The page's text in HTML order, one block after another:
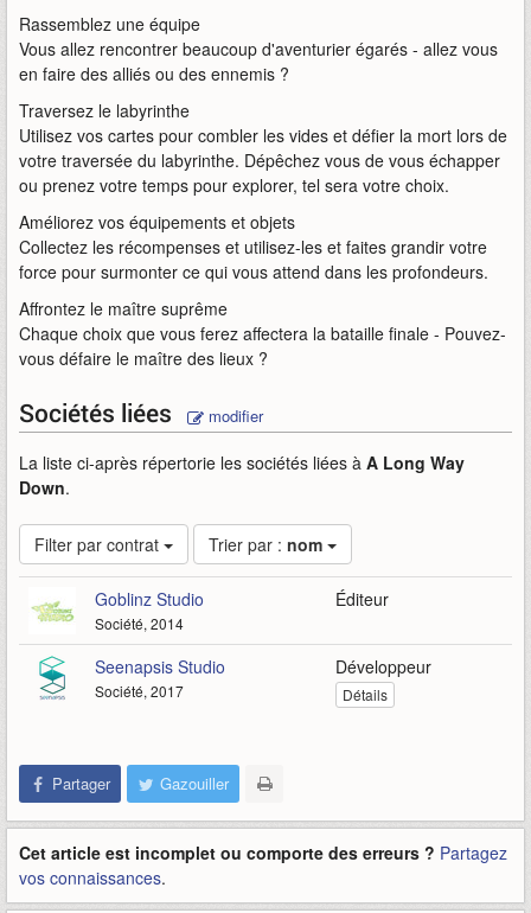
Rassemblez une équipe
Vous allez rencontrer beaucoup d'aventurier égarés - allez vous
en faire des alliés ou des ennemis ?
Traversez le labyrinthe
Utilisez vos cartes pour combler les vides et défier la mort lors de
votre traversée du labyrinthe. Dépêchez vous de vous échapper
ou prenez votre temps pour explorer, tel sera votre choix.
Améliorez vos équipements et objets
Collectez les récompenses et utilisez-les et faites grandir votre
force pour surmonter ce qui vous attend dans les profondeurs.
Affrontez le maître suprême
Chaque choix que vous ferez affectera la bataille finale - Pouvez-
vous défaire le maître des lieux ?
Sociétés liées modifier
La liste ci-après répertorie les sociétés liées à A Long Way
Down.
Filter par contrat Trier par : nom
Goblinz Studio
Société, 2014
Éditeur
Seenapsis Studio
Société, 2017
Développeur
Détails
Partager Gazouiller
Cet article est incomplet ou comporte des erreurs ? Partagez
vos connaissances.